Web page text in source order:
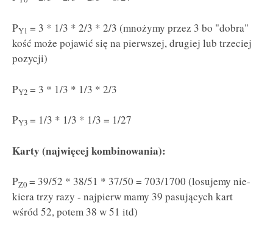
PY1 = 3 * 1/3 * 2/3 * 2/3 (mnożymy przez 3 bo "dobra"
kość może pojawić się na pierwszej, drugiej lub trzeciej
pozycji)
PY2 = 3 * 1/3 * 1/3 * 2/3
PY3 = 1/3 * 1/3 * 1/3 = 1/27
Karty (najwięcej kombinowania):
PZ0 = 39/52 * 38/51 * 37/50 = 703/1700 (losujemy nie-
kiera trzy razy - najpierw mamy 39 pasujących kart
wśród 52, potem 38 w 51 itd)